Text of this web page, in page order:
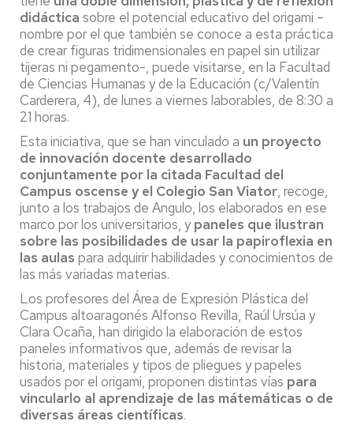
didáctica sobre el potencial educativo del origami –
nombre por el que también se conoce a esta práctica
de crear figuras tridimensionales en papel sin utilizar
tijeras ni pegamento-, puede visitarse, en la Facultad
de Ciencias Humanas y de la Educación (c/Valentín
Carderera, 4), de lunes a viernes laborables, de 8:30 a
21 horas.
Esta iniciativa, que se han vinculado a un proyecto
de innovación docente desarrollado
conjuntamente por la citada Facultad del
Campus oscense y el Colegio San Viator, recoge,
junto a los trabajos de Angulo, los elaborados en ese
marco por los universitarios, y paneles que ilustran
sobre las posibilidades de usar la papiroflexia en
las aulas para adquirir habilidades y conocimientos de
las más variadas materias.
Los profesores del Área de Expresión Plástica del
Campus altoaragonés Alfonso Revilla, Raúl Ursúa y
Clara Ocaña, han dirigido la elaboración de estos
paneles informativos que, además de revisar la
historia, materiales y tipos de pliegues y papeles
usados por el origami, proponen distintas vías para
vincularlo al aprendizaje de las mátemáticas o de
diversas áreas científicas.